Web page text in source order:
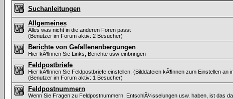
Suchanleitungen
Allgemeines
Alles was nicht in die anderen Foren passt
(Benutzer im Forum aktiv: 2 Besucher)
Berichte von Gefallenenbergungen
Hier kÃ¶nnen Sie Links, Berichte usw einbringen
Feldpostbriefe
Hier kÃ¶nnen Sie Feldpostbriefe einstellen. (Bilddateien kÃ¶nnen zum Einstellen an
(Benutzer im Forum aktiv: 1 Besucher)
Feldpostnummern
Wenn Sie Fragen zu Feldpostnummern, EntschlÃ¼sselungen usw. haben, ist das